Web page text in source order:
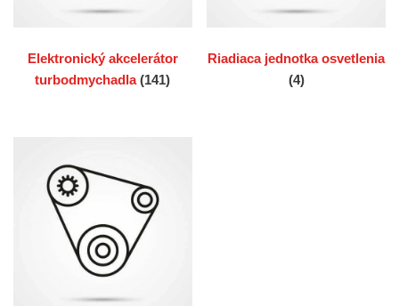
Elektronický akcelerátor
turbodmychadla(141)
Riadiaca jednotka osvetlenia
(4)